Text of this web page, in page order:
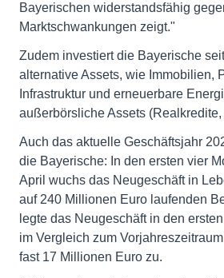
Bayerischen widerstandsfähig
Marktschwankungen zeigt."
Zudem investiert die Bayerische
alternative Assets, wie Immobilien,
Infrastruktur und erneuerbare
außerbörsliche Assets
Auch das aktuelle Geschäftsjahr
die Bayerische: In den ersten vier
April wuchs das Neugeschäft in
auf 240 Millionen Euro laufenden
legte das Neugeschäft in den
im Vergleich zum
fast 17 Millionen Euro zu.